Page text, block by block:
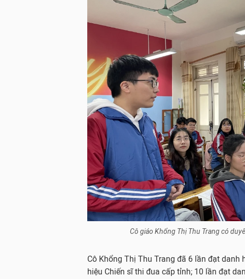
Cô giáo Khổng Thị Thu Trang có
Cô Khổng Thị Thu Trang đã 6 lần đạt danh
hiệu Chiến sĩ thi đua cấp tỉnh; 10 lần đạt